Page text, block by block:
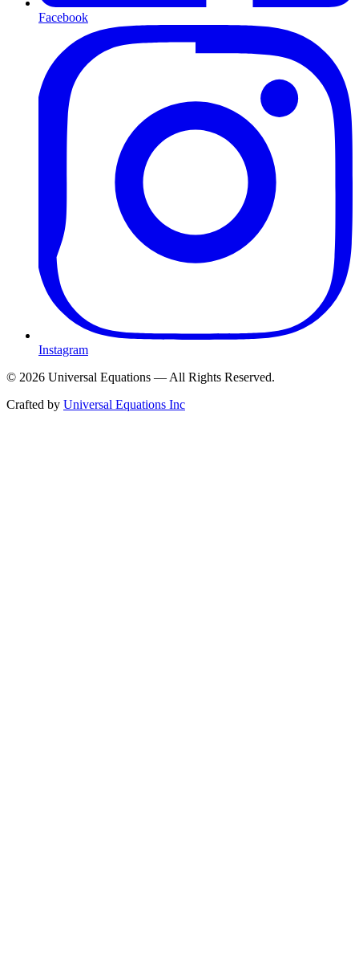
Facebook
Instagram
© 2026 Universal Equations — All Rights Reserved.
Crafted by Universal Equations Inc